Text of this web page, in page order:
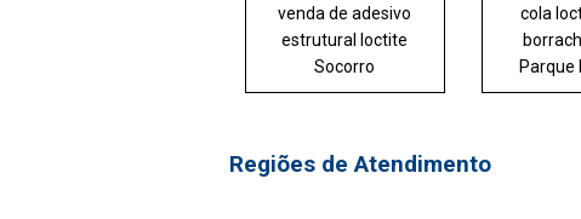
venda de adesivo
estrutural loctite
Socorro
cola
Parque
Regiões de Atendimento